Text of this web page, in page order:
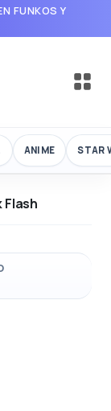
FUNKOS Y
ANIME STAR
Flash